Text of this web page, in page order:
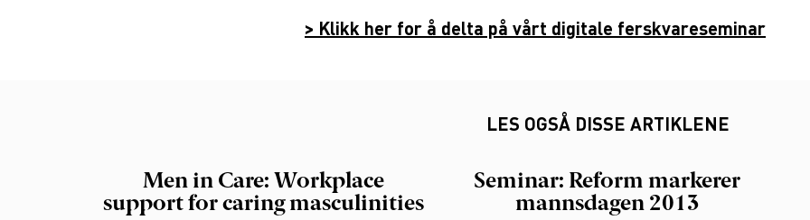
> Klikk herfor å delta på vårt digitaleferskvareseminar
LES OGSÅ DISSE ARTIKLENE
Men in Care: Workplace
support for caring masculinities
Seminar: Reform markerer
mannsdagen 2013